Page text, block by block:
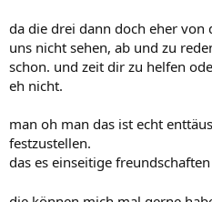
da die drei dann doch eher von
uns nicht sehen, ab und zu
schon. und zeit dir zu helfen
eh nicht.
man oh man das ist echt
festzustellen.
das es einseitige